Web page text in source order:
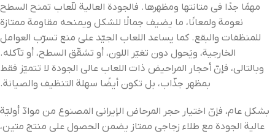
مهمًا جدًا في متانتها ومظهرها. فالجودة العالية للّعاب تمنح السطح
نعومة ولمعانًا، ما يضيف جمالًا للشكل ويمنحه مقاومة ممتازة
للمنظفات والبقع. كما يساعد اللعاب الجيّد على منع تسرّب العوامل
الخارجية، ويَحول دون تغيّر اللون، أو تشقّق السطح، أو تآكله.
وبالتالي، فإنّ أحجار المراحيض ذات اللعاب عالي الجودة لا تتميّز فقط
بمظهر جذّاب، بل تكون أيضًا سهلة التنظيف والصيانة.
بشكل عام، فإنّ اختيار حجر المرحاض الإيراني المصنوع من موادّ أوليّة
عالية الجودة مع طلاء زجاجي ممتاز يضمن الحصول على منتج متين،